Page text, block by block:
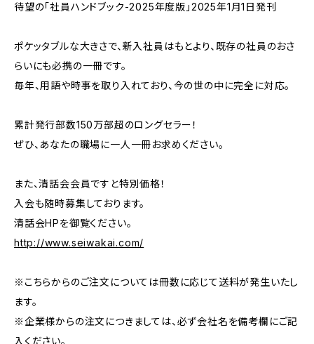
待望の「社員ハンドブック-2025年度版」2025年1月1日発刊
ポケッタブルな大きさで、新入社員はもとより、既存の社員のおさ
らいにも必携の一冊です。
毎年、用語や時事を取り入れており、今の世の中に完全に対応。
累計発行部数150万部超のロングセラー！
ぜひ、あなたの職場に一人一冊お求めください。
また、清話会会員ですと特別価格！
入会も随時募集しております。
清話会HPを御覧ください。
http://www.seiwakai.com/
※こちらからのご注文については冊数に応じて送料が発生いたし
ます。
※企業様からの注文につきましては、必ず会社名を備考欄にご記
入ください。